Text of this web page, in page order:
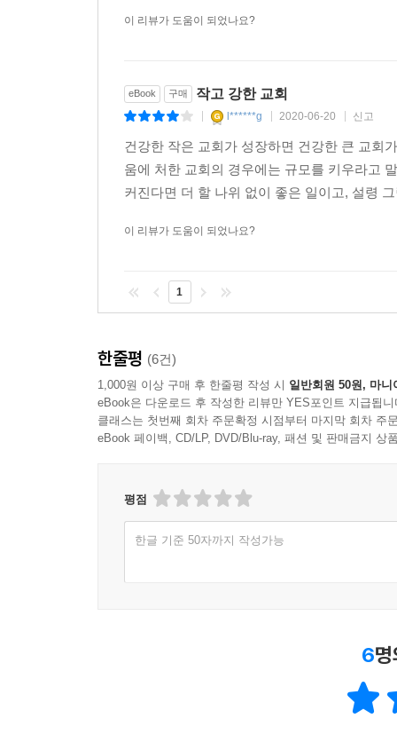
- 톰 레이너 (‘라이프웨이 크리스천 리소스’ 대표)
‘환영하는 교회와 친절한 교회를 위한 기프트 플
교회 지도자들에게 이 책을 강력히 추천한다.”
- 그렉 앳킨슨 (저술가이자 ‘FIC(First Impressions
이 리뷰가 도움이 되었나요?
eBook 구매 작고 강한 교회
l******g 2020-06-20 신고
건강한 작은 교회가 성장하면 건강한 큰 교회
움에 처한 교회의 경우에는 규모를 키우라고
커진다면 더 할 나위 없이 좋은 일이고, 설령
이 리뷰가 도움이 되었나요?
1
한줄평 (6건)
1,000원 이상 구매 후 한줄평 작성 시 일반회원 50원, 마니
eBook은 다운로드 후 작성한 리뷰만 YES포인트 지급됩니
클래스는 첫번째 회차 주문확정 시점부터 마지막 회차 주
eBook 페이백, CD/LP, DVD/Blu-ray, 패션 및 판매금지 상
평점
한글 기준 50자까지 작성가능
6